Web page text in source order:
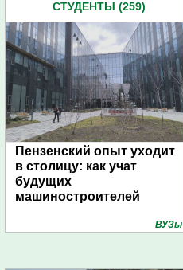
СТУДЕНТЫ (259)
Пензенский опыт уходит
в столицу: как учат
будущих
машиностроителей
ВУЗы